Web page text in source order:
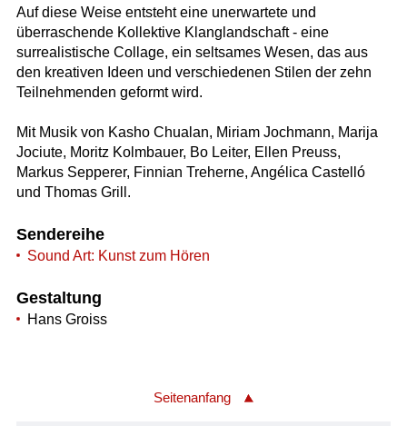
Auf diese Weise entsteht eine unerwartete und
überraschende Kollektive Klanglandschaft - eine
surrealistische Collage, ein seltsames Wesen, das aus
den kreativen Ideen und verschiedenen Stilen der zehn
Teilnehmenden geformt wird.
Mit Musik von Kasho Chualan, Miriam Jochmann, Marija
Jociute, Moritz Kolmbauer, Bo Leiter, Ellen Preuss,
Markus Sepperer, Finnian Treherne, Angélica Castelló
und Thomas Grill.
Sendereihe
Sound Art: Kunst zum Hören
Gestaltung
Hans Groiss
Seitenanfang